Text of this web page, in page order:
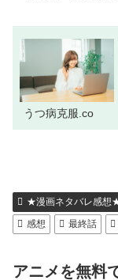
うつ病克服.co
★漫画ネタバレ感想
感想
最終話
アニメを無料